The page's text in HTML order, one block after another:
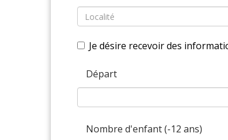
Je désire recevoir des
Départ
Nombre d'enfant (-12 ans)